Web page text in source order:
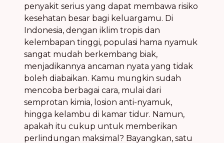
penyakit serius yang dapat membawa risiko
kesehatan besar bagi keluargamu. Di
Indonesia, dengan iklim tropis dan
kelembapan tinggi, populasi hama nyamuk
sangat mudah berkembang biak,
menjadikannya ancaman nyata yang tidak
boleh diabaikan. Kamu mungkin sudah
mencoba berbagai cara, mulai dari
semprotan kimia, losion anti-nyamuk,
hingga kelambu di kamar tidur. Namun,
apakah itu cukup untuk memberikan
perlindungan maksimal? Bayangkan, satu